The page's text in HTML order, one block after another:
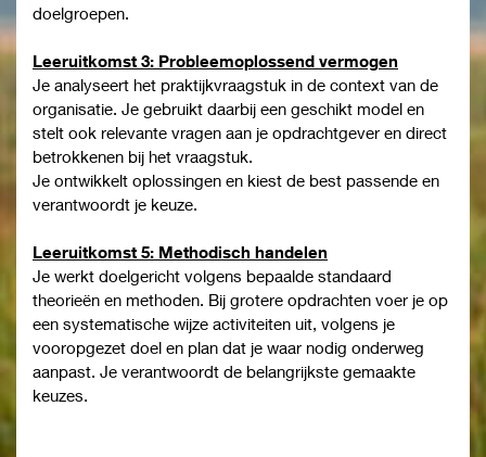
doelgroepen.
Leeruitkomst 3: Probleemoplossend vermogen
Je analyseert het praktijkvraagstuk in de context van de
organisatie. Je gebruikt daarbij een geschikt model en
stelt ook relevante vragen aan je opdrachtgever en direct
betrokkenen bij het vraagstuk.
Je ontwikkelt oplossingen en kiest de best passende en
verantwoordt je keuze.
Leeruitkomst 5: Methodisch handelen
Je werkt doelgericht volgens bepaalde standaard
theorieën en methoden. Bij grotere opdrachten voer je op
een systematische wijze activiteiten uit, volgens je
vooropgezet doel en plan dat je waar nodig onderweg
aanpast. Je verantwoordt de belangrijkste gemaakte
keuzes.